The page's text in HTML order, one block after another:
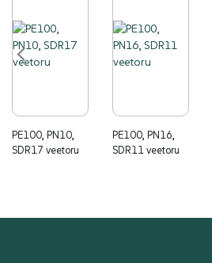
PE100, PN10,
SDR17 veetoru
PE100, PN16,
SDR11 veetoru